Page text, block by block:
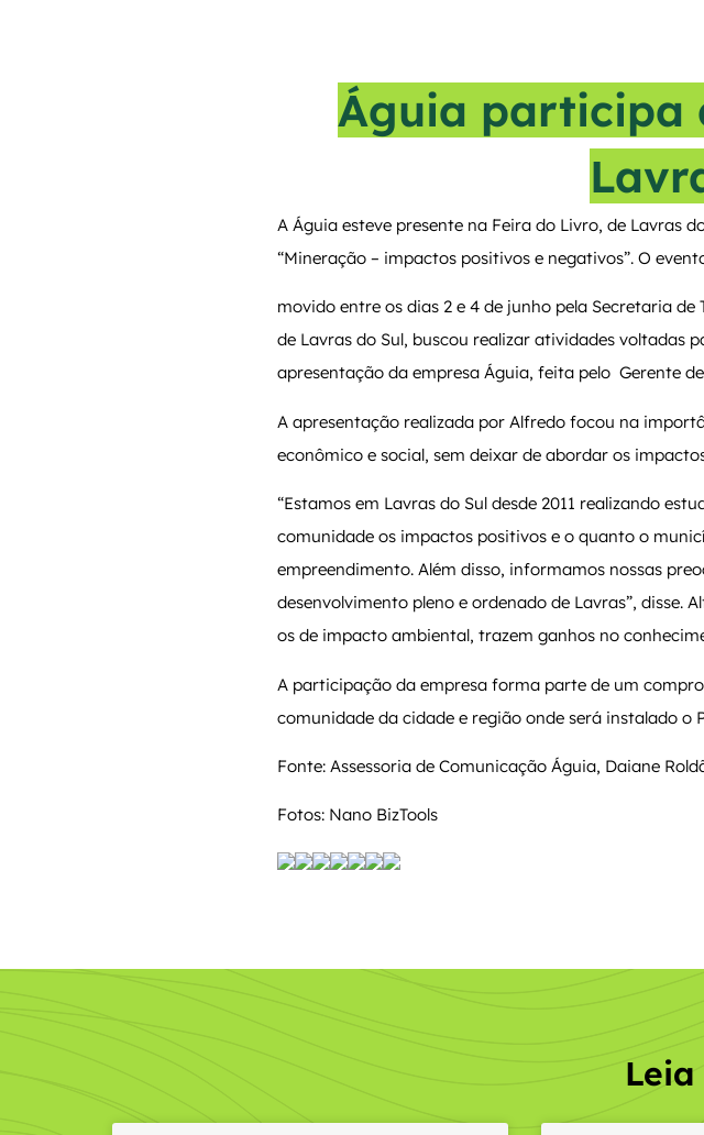
Águia participa
A Águia esteve presente na Feira do Livro, de Lavras
“Mineração – impactos positivos e negativos”. O
movido entre os dias 2 e 4 de junho pela Secretaria
de Lavras do Sul, buscou realizar atividades voltadas
apresentação da empresa Águia, feita pelo Gerente
A apresentação realizada por Alfredo focou na
econômico e social, sem deixar de abordar os
“Estamos em Lavras do Sul desde 2011 realizando
comunidade os impactos positivos e o quanto o
empreendimento. Além disso, informamos nossas
desenvolvimento pleno e ordenado de Lavras”, disse.
os de impacto ambiental, trazem ganhos no
A participação da empresa forma parte de um
comunidade da cidade e região onde será instalado o
Fonte: Assessoria de Comunicação Águia, Daiane
Fotos: Nano BizTools
Leia